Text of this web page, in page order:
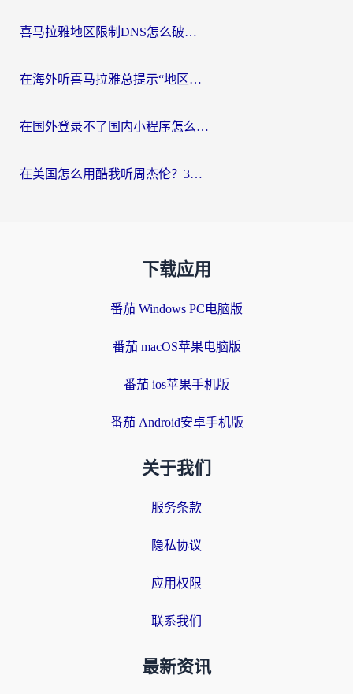
喜马拉雅地区限制DNS怎么破？海外党听国内音乐听书的终极解决方案
在海外听喜马拉雅总提示“地区限制”？3步轻松解除+听国内音乐全攻略
在国外登录不了国内小程序怎么办？选对回国加速器，轻松解锁国内资源
在美国怎么用酷我听周杰伦？3步搞定海外听歌难题
下载应用
番茄 Windows PC电脑版
番茄 macOS苹果电脑版
番茄 ios苹果手机版
番茄 Android安卓手机版
关于我们
服务条款
隐私协议
应用权限
联系我们
最新资讯